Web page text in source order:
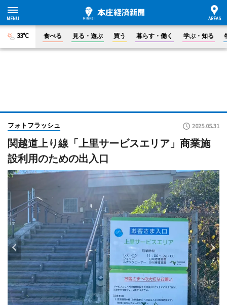
33°C 食べる 見る・遊ぶ 買う 暮らす・働く 学ぶ・知る
フォトフラッシュ 2025.05.31
関越道上り線「上里サービスエリア」商業施
設利用のための出入口